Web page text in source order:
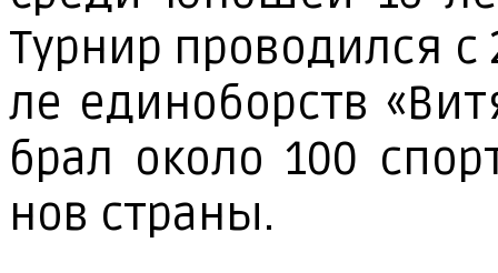
Тур­нир про­во­дил­ся
ле еди­но­борств
брал око­ло 100
нов стра­ны.